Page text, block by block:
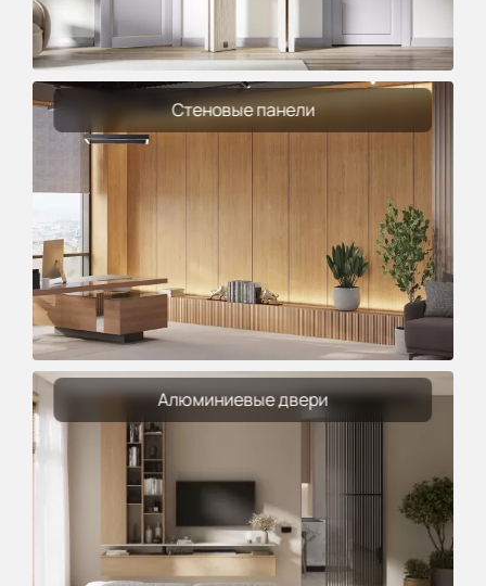
Стеновые панели
Алюминиевые двери